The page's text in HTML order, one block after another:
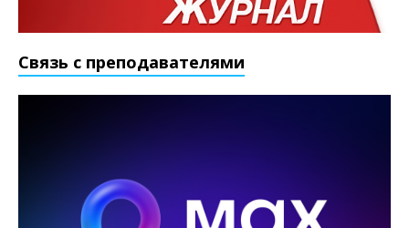
Связь с преподавателями